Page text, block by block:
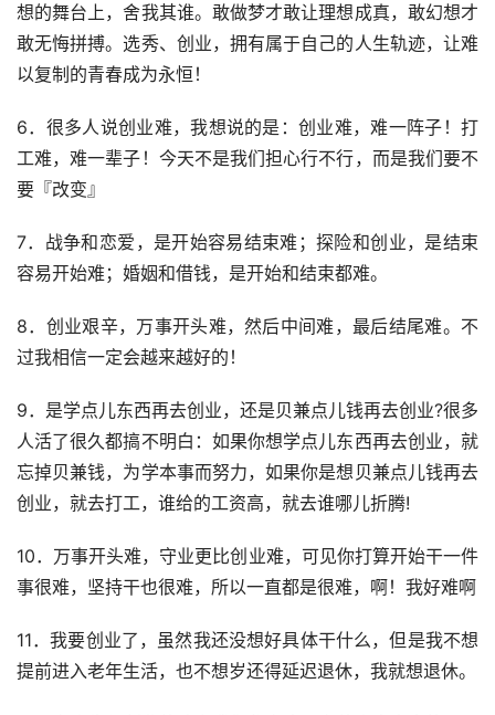
想的舞台上，舍我其谁。敢做梦才敢让理想成真，敢幻想才
敢无悔拼搏。选秀、创业，拥有属于自己的人生轨迹，让难
以复制的青春成为永恒！
6．很多人说创业难，我想说的是：创业难，难一阵子！打
工难，难一辈子！今天不是我们担心行不行，而是我们要不
要『改变』
7．战争和恋爱，是开始容易结束难；探险和创业，是结束
容易开始难；婚姻和借钱，是开始和结束都难。
8．创业艰辛，万事开头难，然后中间难，最后结尾难。不
过我相信一定会越来越好的！
9．是学点儿东西再去创业，还是贝兼点儿钱再去创业?很多
人活了很久都搞不明白：如果你想学点儿东西再去创业，就
忘掉贝兼钱，为学本事而努力，如果你是想贝兼点儿钱再去
创业，就去打工，谁给的工资高，就去谁哪儿折腾!
10．万事开头难，守业更比创业难，可见你打算开始干一件
事很难，坚持干也很难，所以一直都是很难，啊！我好难啊
11．我要创业了，虽然我还没想好具体干什么，但是我不想
提前进入老年生活，也不想岁还得延迟退休，我就想退休。